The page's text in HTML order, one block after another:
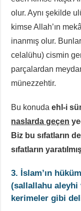
olur. Aynı şekilde
kimse Allah’ın
inanmış olur.
celalühu) cismin
parçalardan
münezzehtir.
Bu konudaehl-i
naslarda geçen
Biz bu sıfatların
sıfatların
3. İslam’ın
(sallallahu aleyhi
kerimeler gibi